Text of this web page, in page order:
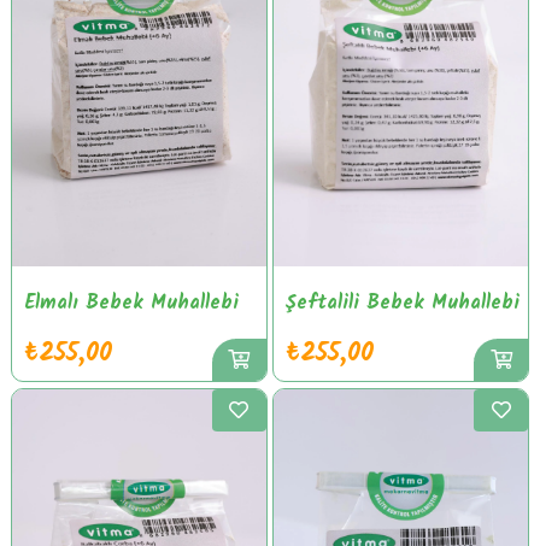
Elmalı Bebek Muhallebi
₺255,00
Şeftalili Bebek Muhallebi
₺255,00